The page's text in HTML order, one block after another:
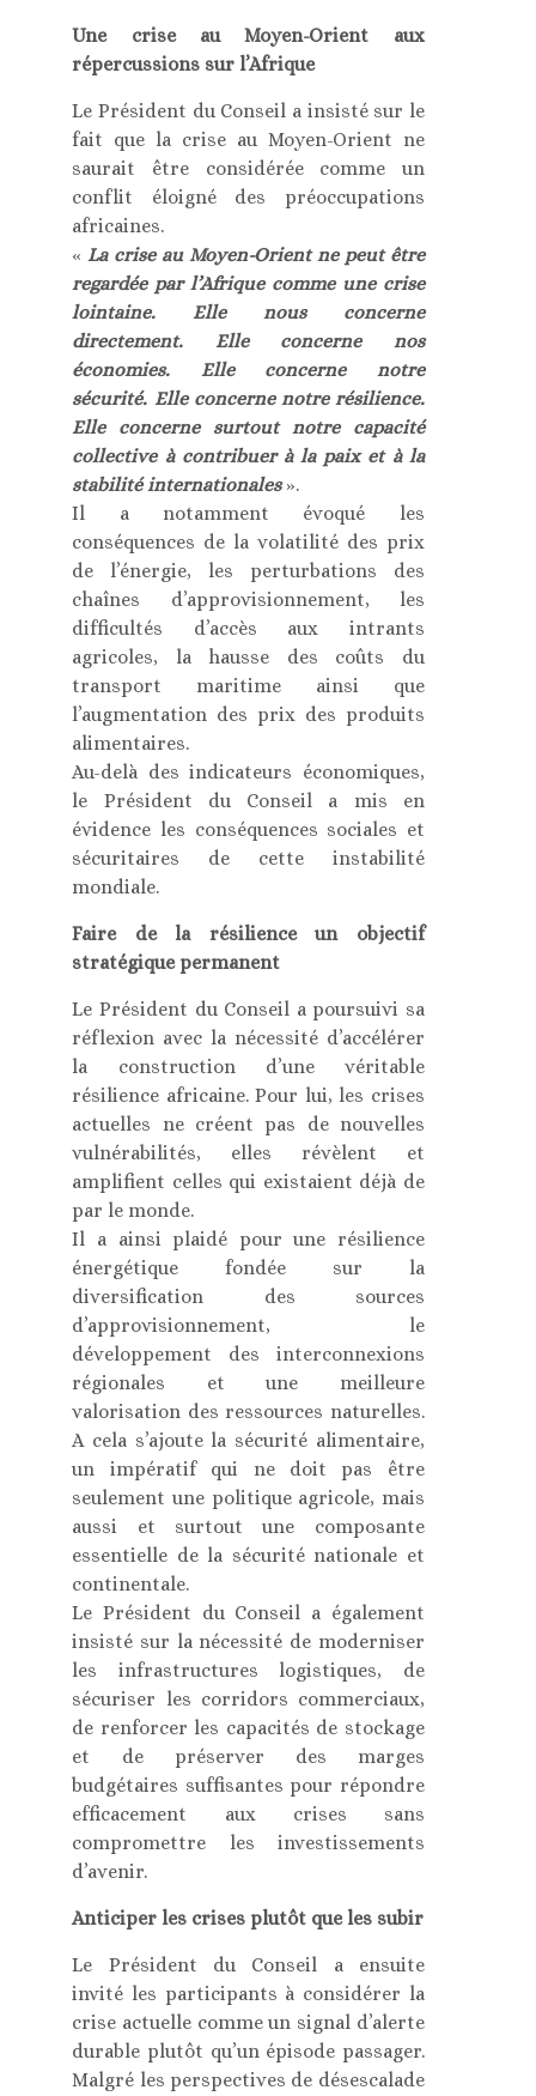
Une crise au Moyen-Orient aux
répercussions sur l’Afrique
Le Président du Conseil a insisté sur le
fait que la crise au Moyen-Orient ne
saurait être considérée comme un
conflit éloigné des préoccupations
africaines.
«La crise au Moyen-Orient ne peut être
regardée par l’Afrique comme une crise
lointaine. Elle nous concerne
directement. Elle concerne nos
économies. Elle concerne notre
sécurité. Elle concerne notre résilience.
Elle concerne surtout notre capacité
collective à contribuer à la paix et à la
stabilité internationales».
Il a notamment évoqué les
conséquences de la volatilité des prix
de l’énergie, les perturbations des
chaînes d’approvisionnement, les
difficultés d’accès aux intrants
agricoles, la hausse des coûts du
transport maritime ainsi que
l’augmentation des prix des produits
alimentaires.
Au-delà des indicateurs économiques,
le Président du Conseil a mis en
évidence les conséquences sociales et
sécuritaires de cette instabilité
mondiale.
Faire de la résilience un objectif
stratégique permanent
Le Président du Conseil a poursuivi sa
réflexion avec la nécessité d’accélérer
la construction d’une véritable
résilience africaine. Pour lui, les crises
actuelles ne créent pas de nouvelles
vulnérabilités, elles révèlent et
amplifient celles qui existaient déjà de
par le monde.
Il a ainsi plaidé pour une résilience
énergétique fondée sur la
diversification des sources
d’approvisionnement, le
développement des interconnexions
régionales et une meilleure
valorisation des ressources naturelles.
A cela s’ajoute la sécurité alimentaire,
un impératif qui ne doit pas être
seulement une politique agricole, mais
aussi et surtout une composante
essentielle de la sécurité nationale et
continentale.
Le Président du Conseil a également
insisté sur la nécessité de moderniser
les infrastructures logistiques, de
sécuriser les corridors commerciaux,
de renforcer les capacités de stockage
et de préserver des marges
budgétaires suffisantes pour répondre
efficacement aux crises sans
compromettre les investissements
d’avenir.
Anticiper les crises plutôt que les subir
Le Président du Conseil a ensuite
invité les participants à considérer la
crise actuelle comme un signal d’alerte
durable plutôt qu’un épisode passager.
Malgré les perspectives de désescalade